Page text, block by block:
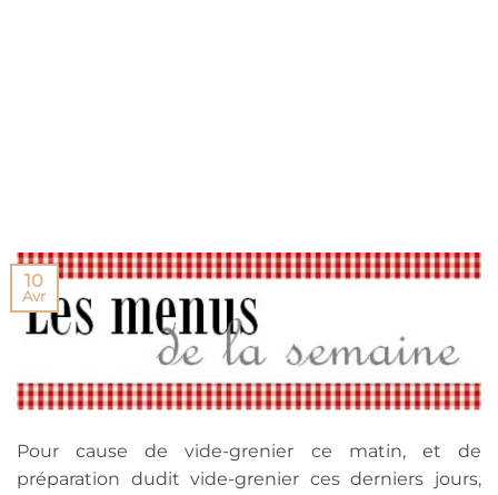
10
Avr
Pour cause de vide-grenier ce matin, et de
préparation dudit vide-grenier ces derniers jours,